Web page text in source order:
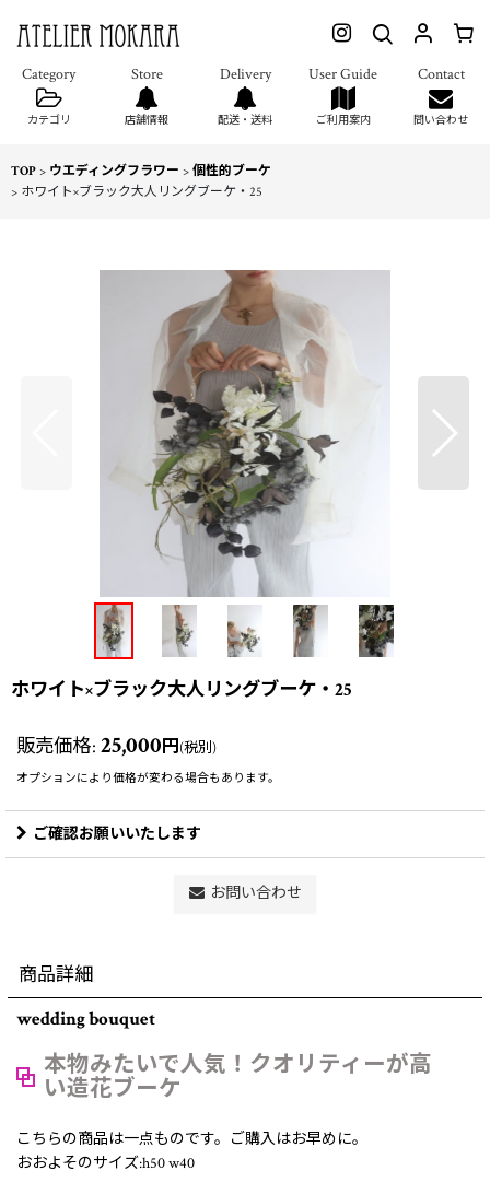
カテゴリ 店舗情報 配送・送料 ご利用案内 問い合わせ
TOP > ウエディングフラワー > 個性的ブーケ
> ホワイト×ブラック大人リングブーケ・25
ホワイト×ブラック大人リングブーケ・25
販売価格: 25,000円(税別)
オプションにより価格が変わる場合もあります。
ご確認お願いいたします
お問い合わせ
商品詳細
wedding bouquet
本物みたいで人気！クオリティーが高
い造花ブーケ
こちらの商品は一点ものです。ご購入はお早めに。
おおよそのサイズ:h50 w40